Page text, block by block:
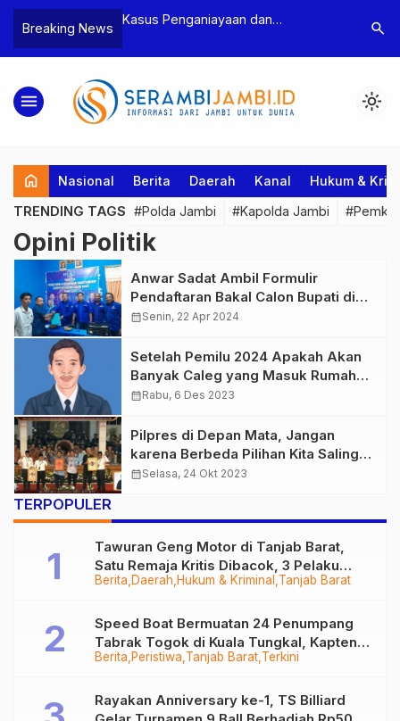
Breaking News
Bea Cukai
Pelaku beserta
dan 146 Gram
Kasus Penganiayaan dan
Tebo Tetapkan Dua Tersangka
Polres
Dua
search
menu light_mode
home Nasional Berita Daerah Kanal Hukum &
TRENDING TAGS #Polda Jambi #Kapolda Jambi
Opini Politik
Anwar Sadat Ambil Formulir
Pendaftaran Bakal Calon Bupati di
Demokrat Tanjab Barat
calendar_monthSenin, 22 Apr 2024
Setelah Pemilu 2024 Apakah Akan
Banyak Caleg yang Masuk Rumah
Sakit Jiwa?
calendar_monthRabu, 6 Des 2023
Pilpres di Depan Mata, Jangan
karena Berbeda Pilihan Kita Saling
Bermusuhan
calendar_monthSelasa, 24 Okt 2023
TERPOPULER
Berita Daerah Hukum & Kriminal Tanjab Barat
Tawuran Geng Motor di Tanjab Barat,
Satu Remaja Kritis Dibacok, 3 Pelaku
Ditangkap
Berita Peristiwa Tanjab Barat Terkini
Speed Boat Bermuatan 24 Penumpang
Tabrak Togok di Kuala Tungkal, Kapten
Sempat Hilang
Rayakan Anniversary ke-1, TS Billiard